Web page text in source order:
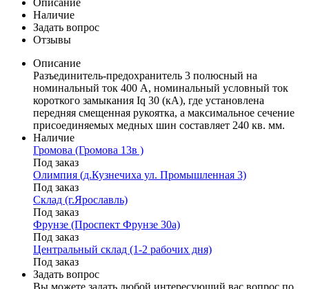
Описание
Наличие
Задать вопрос
Отзывы
Описание
Разъединитель-предохранитель 3 полюсный на
номинальный ток 400 А, номинальный условный ток
короткого замыкания Iq 30 (кА), где установлена
передняя смещенная рукоятка, а максимальное сечение
присоединяемых медных шин составляет 240 кв. мм.
Наличие
Громова (Громова 13в )
Под заказ
Олимпия (д.Кузнечиха ул. Промышленная 3)
Под заказ
Склад (г.Ярославль)
Под заказ
Фрунзе (Проспект Фрунзе 30а)
Под заказ
Центральный склад (1-2 рабочих дня)
Под заказ
Задать вопрос